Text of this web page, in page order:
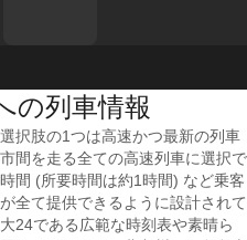
の列車情報
択肢の1つは高速かつ最新の列車
間を走る全ての高速列車に選択で
間 (所要時間は約1時間) など乗客
全て提供できるように設計されて
24である広範な時刻表や素晴ら